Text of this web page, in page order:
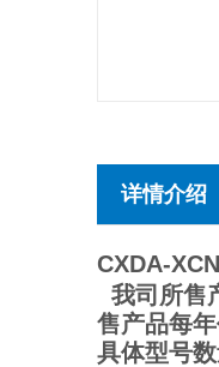
详情介绍
CXDA-
我司所售
售产品每
具体型号